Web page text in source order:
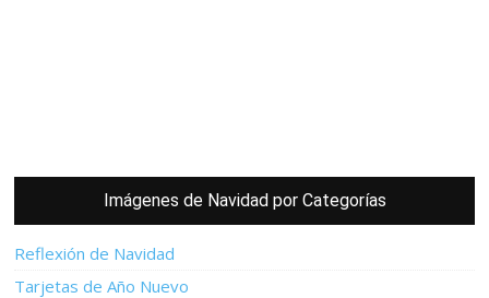
Imágenes de Navidad por Categorías
Reflexión de Navidad
Tarjetas de Año Nuevo